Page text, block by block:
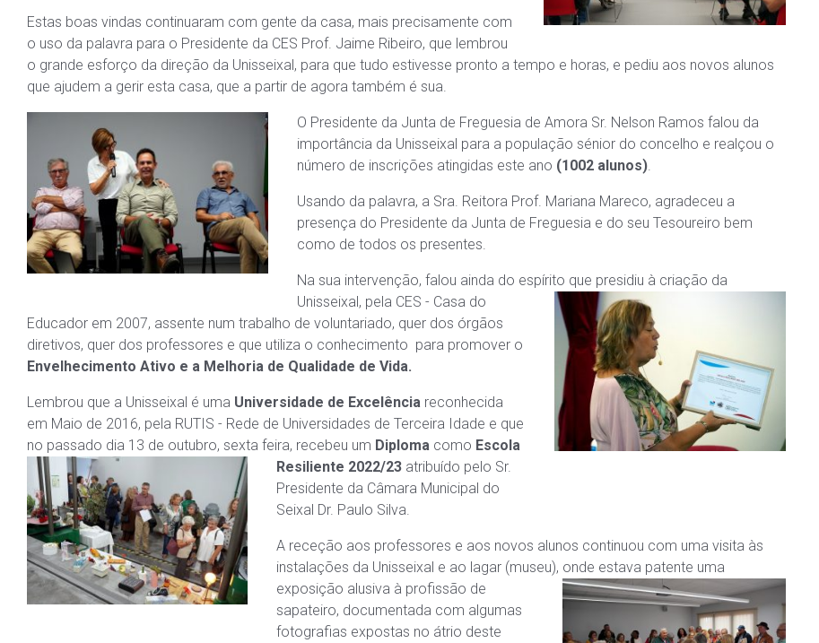
Estas boas vindas continuaram com gente da casa, mais precisamente com
o uso da palavra para o Presidente da CES Prof. Jaime Ribeiro, que lembrou
o grande esforço da direção da Unisseixal, para que tudo estivesse pronto a tempo e horas, e pediu aos novos alunos
que ajudem a gerir esta casa, que a partir de agora também é sua.
O Presidente da Junta de Freguesia de Amora Sr. Nelson Ramos falou da
importância da Unisseixal para a população sénior do concelho e realçou o
número de inscrições atingidas este ano (1002 alunos).
Usando da palavra, a Sra. Reitora Prof. Mariana Mareco, agradeceu a
presença do Presidente da Junta de Freguesia e do seu Tesoureiro bem
como de todos os presentes.
Na sua intervenção, falou ainda do espírito que presidiu à criação da
Unisseixal, pela CES - Casa do
Educador em 2007, assente num trabalho de voluntariado, quer dos órgãos
diretivos, quer dos professores e que utiliza o conhecimento para promover o
Envelhecimento Ativo e a Melhoria de Qualidade de Vida.
Lembrou que a Unisseixal é uma Universidade de Excelência reconhecida
em Maio de 2016, pela RUTIS - Rede de Universidades de Terceira Idade e que
no passado dia 13 de outubro, sexta feira, recebeu um Diploma como Escola
Resiliente 2022/23 atribuído pelo Sr.
Presidente da Câmara Municipal do
Seixal Dr. Paulo Silva.
A receção aos professores e aos novos alunos continuou com uma visita às
instalações da Unisseixal e ao lagar (museu), onde estava patente uma
exposição alusiva à profissão de
sapateiro, documentada com algumas
fotografias expostas no átrio deste